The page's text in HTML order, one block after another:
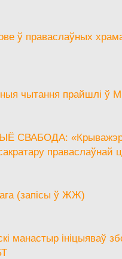
ў праваслаўных
чытання прайшлі ў
СВАБОДА:
праваслаўнай
(запісы ў ЖЖ)
манастыр ініцыяваў